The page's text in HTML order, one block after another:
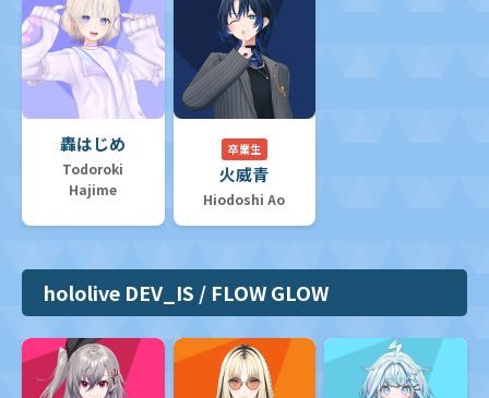
轟はじめ
Todoroki
Hajime
卒業生
火威青
Hiodoshi Ao
hololive DEV_IS / FLOW GLOW